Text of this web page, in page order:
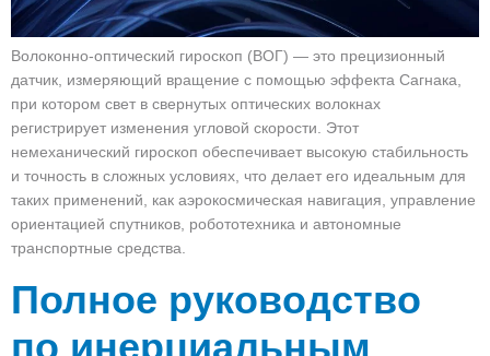
Волоконно-оптический гироскоп (ВОГ) — это прецизионный
датчик, измеряющий вращение с помощью эффекта Сагнака,
при котором свет в свернутых оптических волокнах
регистрирует изменения угловой скорости. Этот
немеханический гироскоп обеспечивает высокую стабильность
и точность в сложных условиях, что делает его идеальным для
таких применений, как аэрокосмическая навигация, управление
ориентацией спутников, робототехника и автономные
транспортные средства.
Полное руководство
по инерциальным